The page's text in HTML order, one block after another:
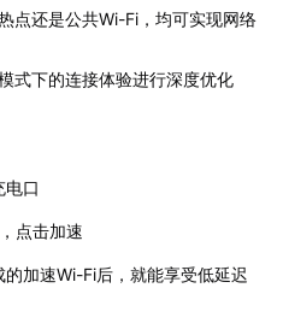
点还是公共Wi-Fi，均可实现网络
式下的连接体验进行深度优化
电口
点击加速
加速Wi-Fi后，就能享受低延迟